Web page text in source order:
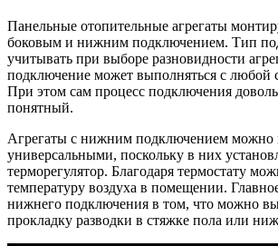
Панельные отопительные агрегаты
боковым и нижним подключением. Тип
учитывать при выборе разновидности
подключение может выполняться с любой
При этом сам процесс подключения
понятный.
Агрегаты с нижним подключением можно
универсальными, поскольку в них
терморегулятор. Благодаря термостату
температуру воздуха в помещении.
нижнего подключения в том, что можно
прокладку разводки в стяжке пола или